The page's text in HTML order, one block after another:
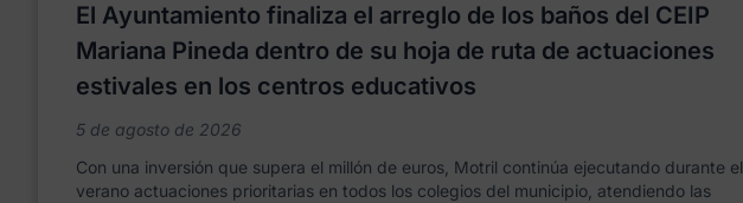
El Ayuntamiento finaliza el arreglo de los baños del CEIP
Mariana Pineda dentro de su hoja de ruta de actuaciones
estivales en los centros educativos
5 de agosto de 2026
Con una inversión que supera el millón de euros, Motril continúa ejecutando durante el
verano actuaciones prioritarias en todos los colegios del municipio, atendiendo las